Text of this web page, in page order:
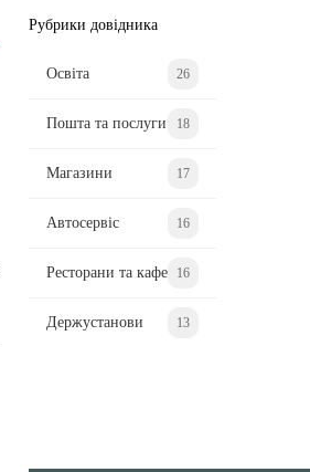
Рубрики довідника
Освіта 26
Пошта та послуги 18
Магазини 17
Автосервіс 16
Ресторани та кафе 16
Держустанови 13